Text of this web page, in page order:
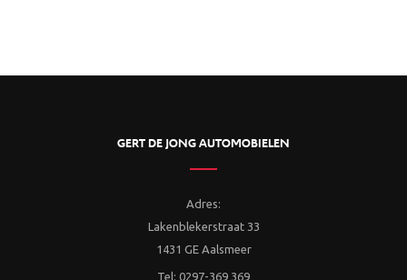
GERT DE JONG AUTOMOBIELEN
Adres:
Lakenblekerstraat 33
1431 GE Aalsmeer
Tel: 0297-369 369